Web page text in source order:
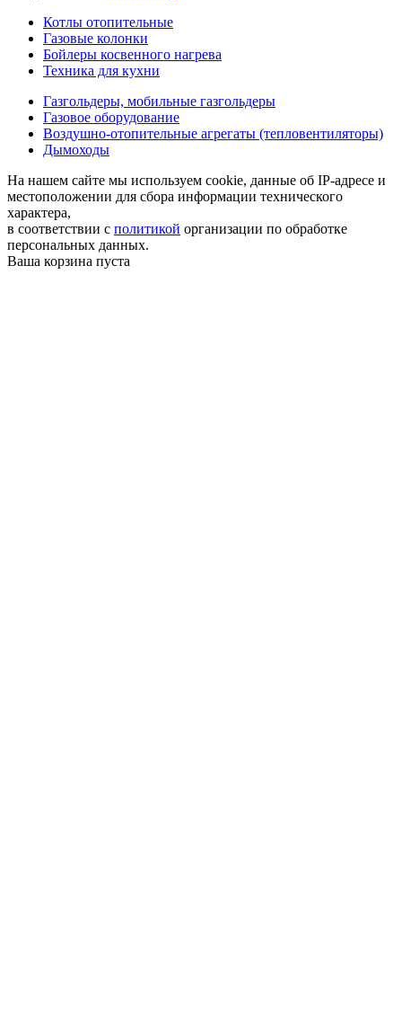
Котлы отопительные
Газовые колонки
Бойлеры косвенного нагрева
Техника для кухни
Газгольдеры, мобильные газгольдеры
Газовое оборудование
Воздушно-отопительные агрегаты (тепловентиляторы)
Дымоходы
На нашем сайте мы используем cookie, данные об IP-адресе и
местоположении для сбора информации технического
характера,
в соответствии с политикой организации по обработке
персональных данных.
Ваша корзина пуста